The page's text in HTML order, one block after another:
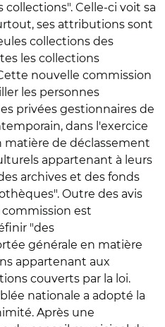
Celle-ci voit sa
ses attributions sont
collections des
les collections
nouvelle commission
les personnes
privées gestionnaires de
dans l'exercice
de déclassement
appartenant à leurs
archives et des fonds
Outre des avis
commission est
"des
générale en matière
appartenant aux
couverts par la loi.
nationale a adopté la
Après une